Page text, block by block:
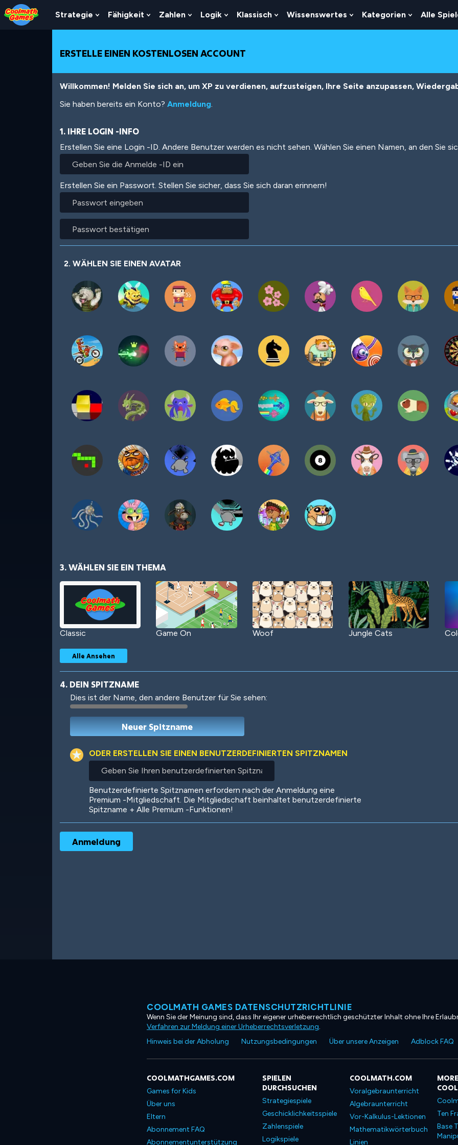
Skip
to
Top
Skip
to
Navigation
Skip
to
Main
Skip
to
Footer
Direkt
zum
Inhalt
Strategie
Show
Submenu
Strategie
Fähigkeit
Show
Submenu
Fähigkeit
Zahlen
Show
Submenu
Zahlen
Logik
Show
Submenu
Logik
Klassisch
Show
Submenu
Wissenswertes
Show
Submenu
Kategorien
Show
Submenu
Alle
ERSTELLE EINEN KOSTENLOSEN ACCOUNT
Willkommen! Melden Sie sich an, um XP zu verdienen, aufzusteigen, Ihre Seite anzupassen,
Sie haben bereits ein Konto? Anmeldung.
1. IHRE LOGIN -INFO
Erstellen Sie eine Login -ID. Andere Benutzer werden es nicht sehen. Wählen Sie einen Namen, an den Sie
Erstellen Sie ein Passwort. Stellen Sie sicher, dass Sie sich daran erinnern!
eingeben
bestätigen
2. WÄHLEN SIE EINEN AVATAR
3. WÄHLEN SIE EIN THEMA
Classic Game On Woof Jungle Cats
Robotic International
Starlight Circuits
Alle Ansehen
4. DEIN SPITZNAME
Dies ist der Name, den andere Benutzer für Sie sehen:
ODER ERSTELLEN SIE EINEN BENUTZERDEFINIERTEN SPITZNAMEN
benutzerdefinierten
Spitznamen
Benutzerdefinierte Spitznamen erfordern nach der Anmeldung eine
Premium -Mitgliedschaft. Die Mitgliedschaft beinhaltet benutzerdefinierte
Spitzname + Alle Premium -Funktionen!
COOLMATH GAMES DATENSCHUTZRICHTLINIE
Wenn Sie der Meinung sind, dass Ihr eigener urheberrechtlich geschützter Inhalt ohne Ihre
Verfahren zur Meldung einer Urheberrechtsverletzung.
Hinweis bei der Abholung
Nutzungsbedingungen Über unsere Anzeigen Adblock FAQ
COOLMATHGAMES.COM
Games for Kids
Über uns
Eltern
Abonnement FAQ
Abonnementunterstützung
SPIELEN
DURCHSUCHEN
Strategiespiele
Geschicklichkeitsspiele
Zahlenspiele
Logikspiele
COOLMATH.COM
Voralgebraunterricht
Algebraunterricht
Vor-Kalkulus-Lektionen
Mathematikwörterbuch
Linien
Ten
Base